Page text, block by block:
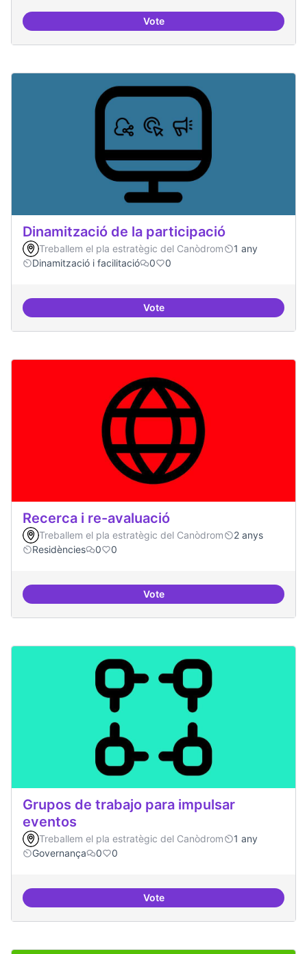
VoteEspai grades democràtiques
Dinamització de la participació
Treballem el pla estratègic del Canòdrom
1 any
Dinamització i facilitació
0 0
VoteDinamització de la participació
Recerca i re-avaluació
Treballem el pla estratègic del Canòdrom
2 anys
Residències
0 0
VoteRecerca i re-avaluació
Grupos de trabajo para impulsar
eventos
Treballem el pla estratègic del Canòdrom
1 any
Governança
0 0
VoteGrupos de trabajo para impulsar